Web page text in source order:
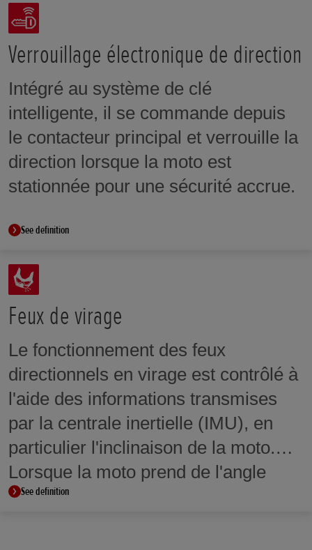
Verrouillage électronique de direction
Intégré au système de clé
intelligente, il se commande depuis
le contacteur principal et verrouille la
direction lorsque la moto est
stationnée pour une sécurité accrue.
See definition
Feux de virage
Le fonctionnement des feux
directionnels en virage est contrôlé à
l'aide des informations transmises
par la centrale inertielle (IMU), en
particulier l'inclinaison de la moto.
Lorsque la moto prend de l'angle
dans un virage, le feu concerné
See definition